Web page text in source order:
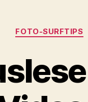
Kategorien
FOTO-SURFTIPS